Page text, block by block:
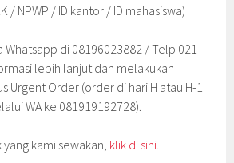
/ NPWP / ID kantor / ID mahasiswa)
Whatsapp di 08196023882 / Telp 021-
lebih lanjut dan melakukan
Urgent Order (order di hari H atau H-1
WA ke 081919192728).
kami sewakan, klik di sini.